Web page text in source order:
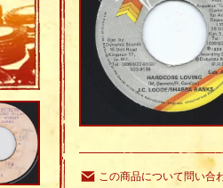
この商品について問い合